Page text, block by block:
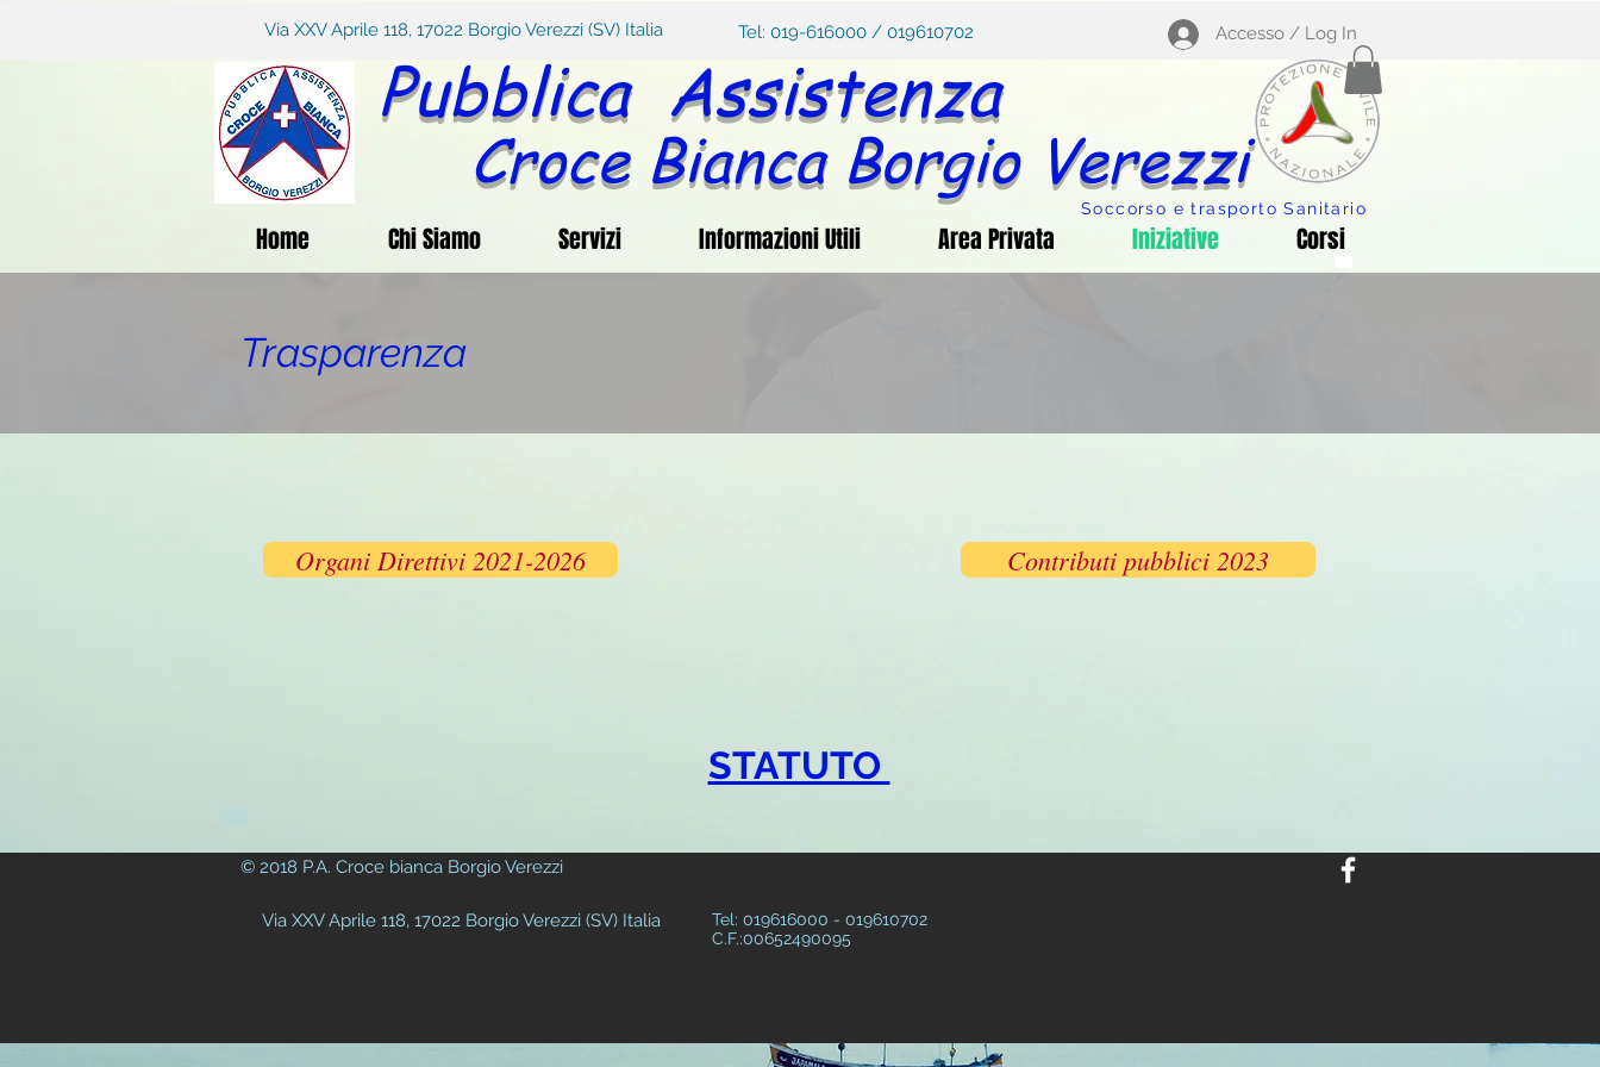
Via XXV Aprile 118, 17022 Borgio Verezzi (SV) Italia Tel: 019-616000 / 019610702 Accesso / Log In
Pubblica Assistenza
Soccorso e trasporto Sanitario
Croce Bianca Borgio Verezzi
Home Chi Siamo Servizi Informazioni Utili Area Privata Iniziative Corsi
Trasparenza
Organi Direttivi 2021-2026 Contributi pubblici 2023
STATUTO
O 2020
© 2018 P.A. Croce bianca Borgio Verezzi
Via XXV Aprile 118, 17022 Borgio Verezzi (SV) Italia
Tel: 019616000 - 019610702
C.F.:00652490095